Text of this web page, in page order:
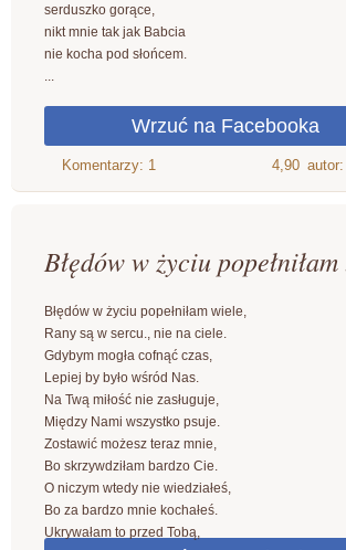
serduszko gorące,
nikt mnie tak jak Babcia
nie kocha pod słońcem.
...
4,90
Błędów w życiu popełniłam
Błędów w życiu popełniłam wiele,
Rany są w sercu., nie na ciele.
Gdybym mogła cofnąć czas,
Lepiej by było wśród Nas.
Na Twą miłość nie zasługuje,
Między Nami wszystko psuje.
Zostawić możesz teraz mnie,
Bo skrzywdziłam bardzo Cie.
O niczym wtedy nie wiedziałeś,
Bo za bardzo mnie kochałeś.
Ukrywałam to przed Tobą,